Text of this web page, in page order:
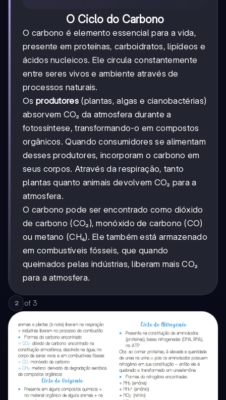
O Ciclo do Carbono
O carbono é elemento essencial para a vida,
presente em proteínas, carboidratos, lipídeos e
ácidos nucleicos. Ele circula constantemente
entre seres vivos e ambiente através de
processos naturais.
Os produtores(plantas, algas e cianobactérias)
absorvem CO₂ da atmosfera durante a
fotossíntese, transformando-o em compostos
orgânicos. Quando consumidores se alimentam
desses produtores, incorporam o carbono em
seus corpos. Através da respiração, tanto
plantas quanto animais devolvem CO₂ para a
atmosfera.
O carbono pode ser encontrado como dióxido
de carbono (CO₂), monóxido de carbono (CO)
ou metano (CH₄). Ele também está armazenado
em combustíveis fósseis, que quando
queimados pelas indústrias, liberam mais CO₂
para a atmosfera.
2 of 3